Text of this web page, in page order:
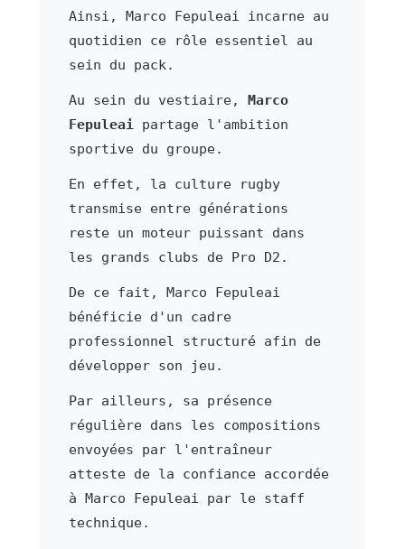
Ainsi, Marco Fepuleai incarne au
quotidien ce rôle essentiel au
sein du pack.
Au sein du vestiaire,
Marco
Fepuleaipartage l'ambition
sportive du groupe.
En effet, la culture rugby
transmise entre générations
reste un moteur puissant dans
les grands clubs de Pro D2.
De ce fait, Marco Fepuleai
bénéficie d'un cadre
professionnel structuré afin de
développer son jeu.
Par ailleurs, sa présence
régulière dans les compositions
envoyées par l'entraîneur
atteste de la confiance accordée
à Marco Fepuleai par le staff
technique.